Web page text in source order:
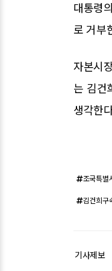
대통령
로 거부
자본시
는 김건
생각한
조국특별
김건희구
기사제보